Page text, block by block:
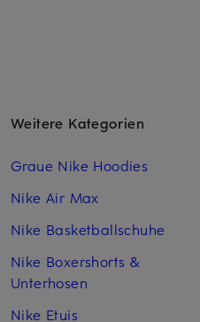
Weitere Kategorien
Graue Nike Hoodies
Nike Air Max
Nike Basketballschuhe
Nike Boxershorts &
Unterhosen
Nike Etuis